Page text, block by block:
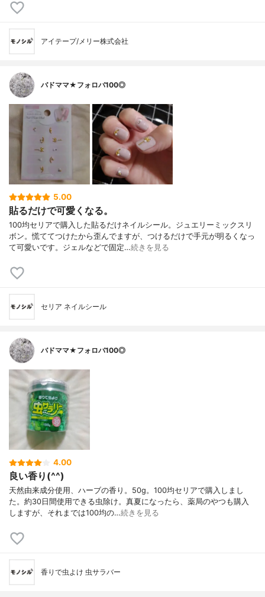
アイテープ/メリー株式会社
バドママ★フォロバ100◎
5.00
貼るだけで可愛くなる。
100均セリアで購入した貼るだけネイルシール。ジュエリーミックスリ
ボン。慌ててつけたから歪んでますが、つけるだけで手元が明るくなっ
て可愛いです。ジェルなどで固定…続きを見る
セリア ネイルシール
バドママ★フォロバ100◎
4.00
良い香り(^^)
天然由来成分使用、ハーブの香り。50g。100均セリアで購入しまし
た。約30日間使用できる虫除け。真夏になったら、薬局のやつも購入
しますが、それまでは100均の…続きを見る
香りで虫よけ 虫サラバー